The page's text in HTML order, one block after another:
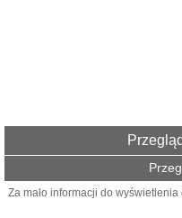
Za mało informacji do wyświetlenia